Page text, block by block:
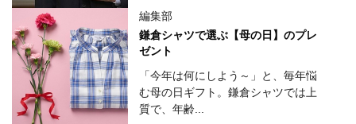
編集部
鎌倉シャツで選ぶ【母の日】のプレ
ゼント
「今年は何にしよう～」と、毎年悩
む母の日ギフト。鎌倉シャツでは上
質で、年齢...